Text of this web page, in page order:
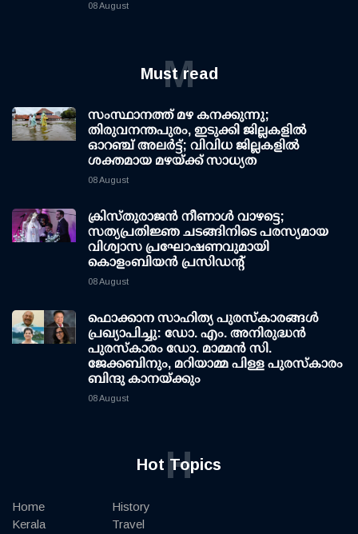
08 August
Must read
M
സംസ്ഥാനത്ത് മഴ കനക്കുന്നു;
തിരുവനന്തപുരം, ഇടുക്കി ജില്ലകളിൽ
ഓറഞ്ച് അലർട്ട്; വിവിധ ജില്ലകളിൽ
ശക്തമായ മഴയ്ക്ക് സാധ്യത
08 August
ക്രിസ്തുരാജൻ നീണാൾ വാഴട്ടെ;
സത്യപ്രതിജ്ഞ ചടങ്ങിനിടെ പരസ്യമായ
വിശ്വാസ പ്രഘോഷണവുമായി
കൊളംബിയൻ പ്രസിഡന്റ്
08 August
ഫൊക്കാന സാഹിത്യ പുരസ്‌കാരങ്ങള്‍
പ്രഖ്യാപിച്ചു: ഡോ. എം. അനിരുദ്ധന്‍
പുരസ്‌കാരം ഡോ. മാമ്മന്‍ സി.
ജേക്കബിനും, മറിയാമ്മ പിള്ള പുരസ്‌കാരം
ബിന്ദു കാനയ്ക്കും
08 August
Hot Topics
H
Home
Kerala
History
Travel